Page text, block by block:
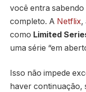
você entra
completo. A Netflix,
como Limited
uma série “em
Isso não impede
haver continuação,